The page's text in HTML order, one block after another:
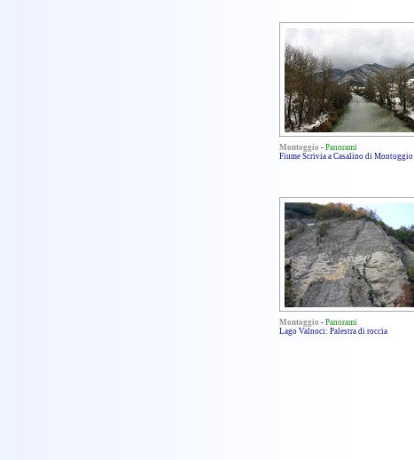
Montoggio - Panorami
Fiume Scrivia a Casalino di Montoggio
Montoggio - Panorami
Lago Valnoci: Palestra di roccia